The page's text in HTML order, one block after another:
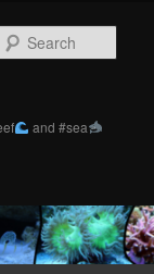
and #sea